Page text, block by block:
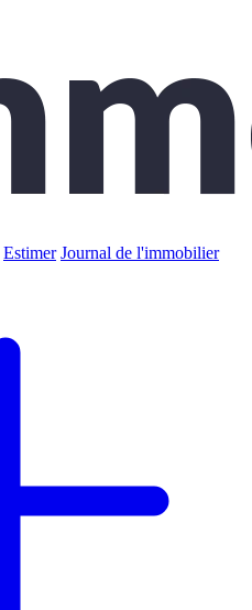
Estimer Journal de l'immobilier